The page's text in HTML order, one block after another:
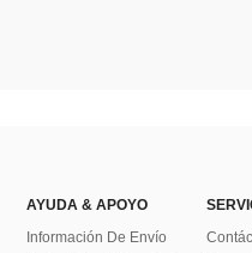
AYUDA & APOYO
Información De Envío